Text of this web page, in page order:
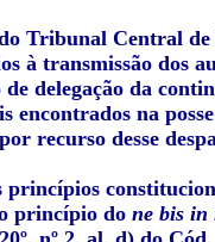
Tribunal Central
à transmissão dos
delegação da
encontrados na
recurso desse
princípios
princípio do ne bis in